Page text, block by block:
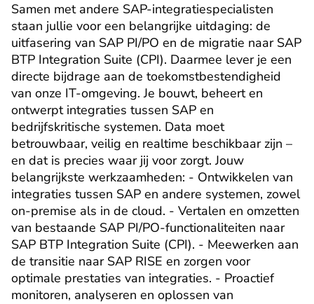
Samen met andere SAP-integratiespecialisten
staan jullie voor een belangrijke uitdaging: de
uitfasering van SAP PI/PO en de migratie naar SAP
BTP Integration Suite (CPI). Daarmee lever je een
directe bijdrage aan de toekomstbestendigheid
van onze IT-omgeving. Je bouwt, beheert en
ontwerpt integraties tussen SAP en
bedrijfskritische systemen. Data moet
betrouwbaar, veilig en realtime beschikbaar zijn –
en dat is precies waar jij voor zorgt. Jouw
belangrijkste werkzaamheden: - Ontwikkelen van
integraties tussen SAP en andere systemen, zowel
on-premise als in de cloud. - Vertalen en omzetten
van bestaande SAP PI/PO-functionaliteiten naar
SAP BTP Integration Suite (CPI). - Meewerken aan
de transitie naar SAP RISE en zorgen voor
optimale prestaties van integraties. - Proactief
monitoren, analyseren en oplossen van